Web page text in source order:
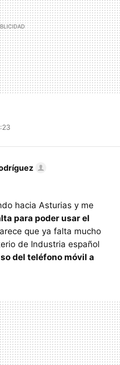
hacia Asturias y me
para poder usar el
que ya falta mucho
de Industria español
del teléfono móvil a